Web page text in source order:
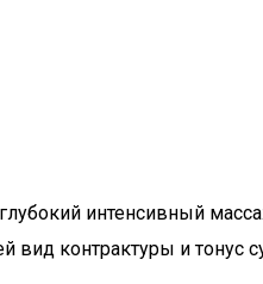
интенсивный
вид контрактуры и тонус